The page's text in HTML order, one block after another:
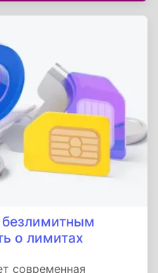
безлимитным
о лимитах
современная